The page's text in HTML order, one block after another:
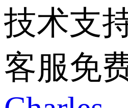
技术支
客服免